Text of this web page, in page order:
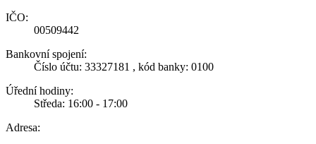
IČO:
00509442
Bankovní spojení:
Číslo účtu: 33327181 , kód banky: 0100
Úřední hodiny:
Středa: 16:00 - 17:00
Adresa: